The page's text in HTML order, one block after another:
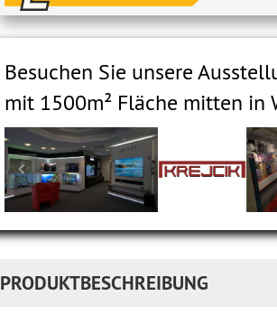
Besuchen Sie unsere
mit 1500m² Fläche mitten in
PRODUKTBESCHREIBUNG